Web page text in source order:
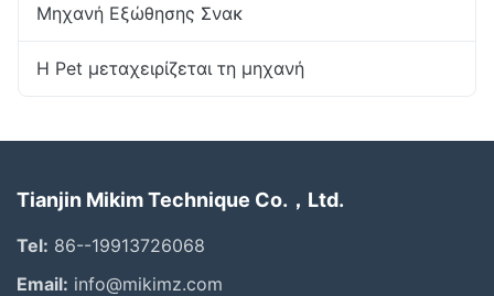
Μηχανή Εξώθησης Σνακ
Η Pet μεταχειρίζεται τη μηχανή
Tianjin Mikim Technique Co.，Ltd.
Tel: 86--19913726068
Email: info@mikimz.com